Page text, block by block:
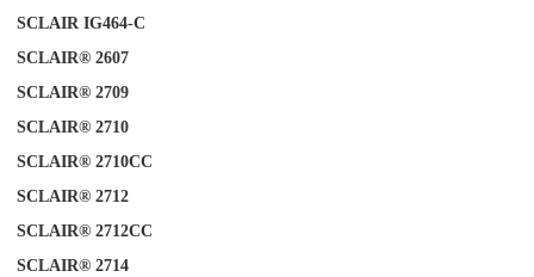
SCLAIR IG464-C
SCLAIR® 2607
SCLAIR®2709
SCLAIR® 2710
SCLAIR® 2710CC
SCLAIR® 2712
SCLAIR® 2712CC
SCLAIR® 2714